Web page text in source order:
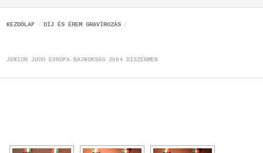
KEZDŐLAP DÍJ ÉS ÉREM GRAVÍROZÁS
JUNIOR JUDO EURÓPA-BAJNOKSÁG 2004 DÍSZÉRMEK